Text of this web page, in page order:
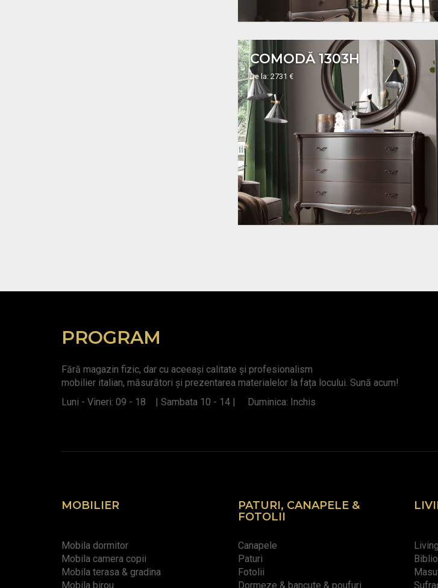
COMODĂ 1303H
De la: 2731 €
PROGRAM
Fără magazin fizic, dar cu aceeași calitate și profesionalism
mobilier italian, măsurători și prezentarea materialelor la fața locului. Sună acum!
Luni - Vineri: 09 - 18 | Sambata 10 - 14 | Duminica: Inchis
MOBILIER
Mobila dormitor
Mobila camera copii
Mobila terasa & gradina
Mobila birou
PATURI, CANAPELE &
FOTOLII
Canapele
Paturi
Fotolii
Dormeze & bancute & poufuri